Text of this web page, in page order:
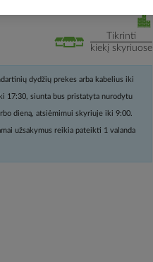
Tikrinti
kiekį skyriuose
dydžių prekes arba kabelius iki
17:30, siunta bus pristatyta nurodytu
dieną, atsiėmimui skyriuje iki 9:00.
užsakymus reikia pateikti 1 valanda